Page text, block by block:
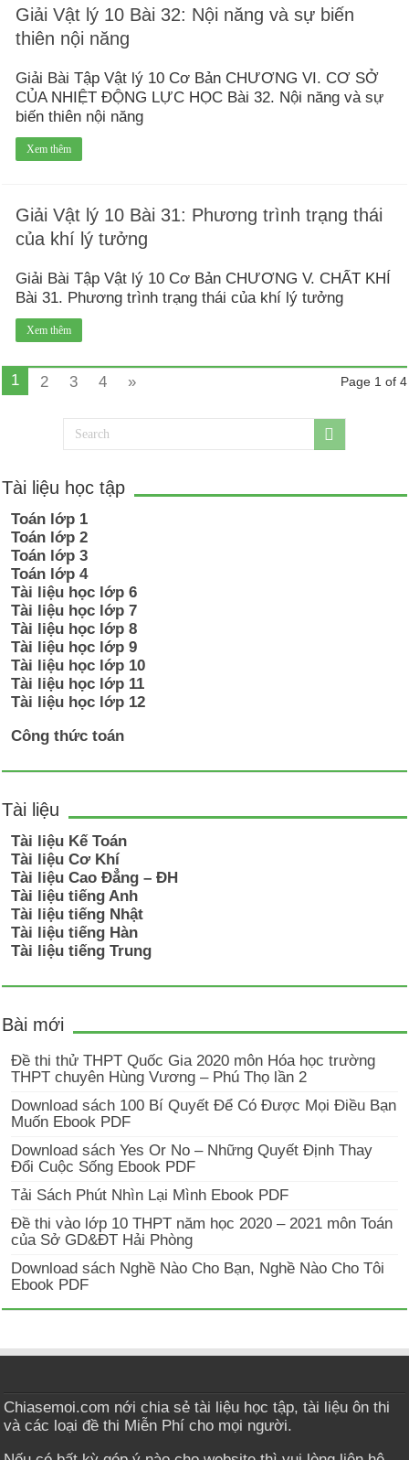
Giải Vật lý 10 Bài 32: Nội năng và sự biến
thiên nội năng
Giải Bài Tập Vật lý 10 Cơ Bản CHƯƠNG VI. CƠ SỞ
CỦA NHIỆT ĐỘNG LỰC HỌC Bài 32. Nội năng và sự
biến thiên nội năng
Xem thêm
Giải Vật lý 10 Bài 31: Phương trình trạng thái
của khí lý tưởng
Giải Bài Tập Vật lý 10 Cơ Bản CHƯƠNG V. CHẤT KHÍ
Bài 31. Phương trình trạng thái của khí lý tưởng
Xem thêm
Page 1 of 4
1 2 3 4 »
Tài liệu học tập
Toán lớp 1
Toán lớp 2
Toán lớp 3
Toán lớp 4
Tài liệu học lớp 6
Tài liệu học lớp 7
Tài liệu học lớp 8
Tài liệu học lớp 9
Tài liệu học lớp 10
Tài liệu học lớp 11
Tài liệu học lớp 12
Công thức toán
Tài liệu
Tài liệu Kế Toán
Tài liệu Cơ Khí
Tài liệu Cao Đẳng – ĐH
Tài liệu tiếng Anh
Tài liệu tiếng Nhật
Tài liệu tiếng Hàn
Tài liệu tiếng Trung
Bài mới
Đề thi thử THPT Quốc Gia 2020 môn Hóa học trường
THPT chuyên Hùng Vương – Phú Thọ lần 2
Download sách 100 Bí Quyết Để Có Được Mọi Điều Bạn
Muốn Ebook PDF
Download sách Yes Or No – Những Quyết Định Thay
Đổi Cuộc Sống Ebook PDF
Tải Sách Phút Nhìn Lại Mình Ebook PDF
Đề thi vào lớp 10 THPT năm học 2020 – 2021 môn Toán
của Sở GD&ĐT Hải Phòng
Download sách Nghề Nào Cho Bạn, Nghề Nào Cho Tôi
Ebook PDF
Chiasemoi.com nới chia sẻ tài liệu học tập, tài liệu ôn thi
và các loại đề thi Miễn Phí cho mọi người.